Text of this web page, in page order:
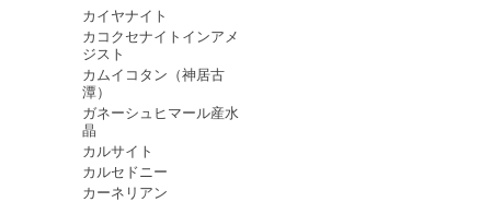
カイヤナイト
カコクセナイトインアメ
ジスト
カムイコタン（神居古
潭）
ガネーシュヒマール産水
晶
カルサイト
カルセドニー
カーネリアン